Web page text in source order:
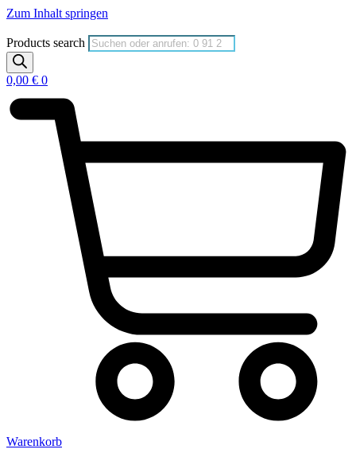
Zum Inhalt springen
Products search
0,00 € 0
Warenkorb